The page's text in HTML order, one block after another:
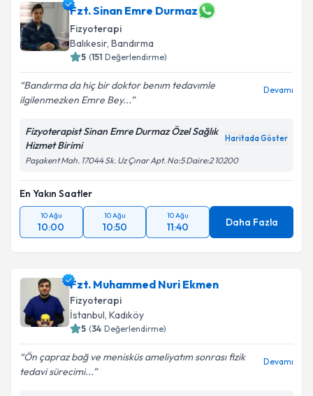
Takvim Talebini Gönder
Fzt. Mahmutcan Güleçoğluiçin randevu takvimi
talebi oluşturun. Size bu uzmandan randevu almanız
için bir takvim hazırlandığında e-posta ile
bilgilendireceğiz.
E-posta Adresiniz
Kişisel verilerimin işlenmesine ilişkin
Metni'ni okudum ve kişisel verilerimin belirtilen
Takvim Talebini Gönder
Fzt. Sinan Emre Durmaz
Fizyoterapi
Balıkesir, Bandırma
5 (151 Değerlendirme)
Bandırma da hiç bir doktor benım tedavımle
ilgilenmezken Emre Bey...
Devamı
Fizyoterapist Sinan Emre Durmaz Özel Sağlık
Hizmet Birimi
Haritada Göster
Paşakent Mah. 17044 Sk. Uz Çınar Apt. No:5 Daire:2 10200
En Yakın Saatler
10 Ağu
10:00
10 Ağu
10:50
10 Ağu
11:40 Daha Fazla
Fzt. Muhammed Nuri Ekmen
Fizyoterapi
İstanbul, Kadıköy
5 (34 Değerlendirme)
Ön çapraz bağ ve menisküs ameliyatım sonrası fizik
tedavi sürecimi...
Devamı